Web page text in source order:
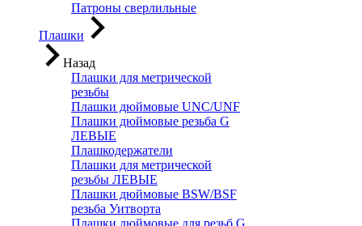
Патроны сверлильные
Плашки
Назад
Плашки для метрической
резьбы
Плашки дюймовые UNC/UNF
Плашки дюймовые резьба G
ЛЕВЫЕ
Плашкодержатели
Плашки для метрической
резьбы ЛЕВЫЕ
Плашки дюймовые BSW/BSF
резьба Уитворта
Плашки дюймовые для резьб G,